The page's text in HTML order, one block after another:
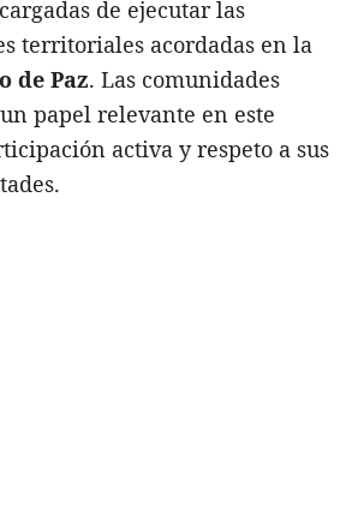
de ejecutar las
territoriales acordadas en la
de Paz. Las comunidades
papel relevante en este
activa y respeto a sus